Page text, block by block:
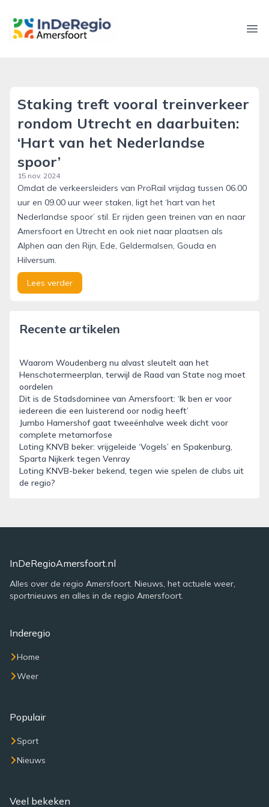
inderegioamersfoort.nl
Staking treft vooral treinverkeer
rondom Utrecht en daarbuiten:
‘Hart van het Nederlandse
spoor’
15 nov. 2024
Omdat de verkeersleiders van ProRail vrijdag tussen 06.00
uur en 09.00 uur weer staken, ligt het ‘hart van het
Nederlandse spoor’ stil. Er rijden geen treinen van en naar
Amersfoort en Utrecht en ook niet naar plaatsen als
Alphen aan den Rijn, Ede, Geldermalsen, Gouda en
Hilversum.
Lees verder
Recente artikelen
Waarom Woudenberg nu alvast sleutelt aan het
Henschotermeerplan, terwijl de Raad van State nog moet
oordelen
Dit is de Stadsdominee van Amersfoort: ‘Ik ben er voor
iedereen die een luisterend oor nodig heeft’
Jumbo Hamershof gaat tweeënhalve week dicht voor
complete metamorfose
Loting KNVB beker: vrijgeleide ‘Vogels’ en Spakenburg,
Sparta Nijkerk tegen Venray
Loting KNVB-beker bekend, tegen wie spelen de clubs uit
de regio?
InDeRegioAmersfoort.nl
Alles over de regio Amersfoort. Nieuws, het actuele weer,
sportnieuws en alles in de regio Amersfoort.
Inderegio
Home
Weer
Populair
Sport
Nieuws
Veel bekeken